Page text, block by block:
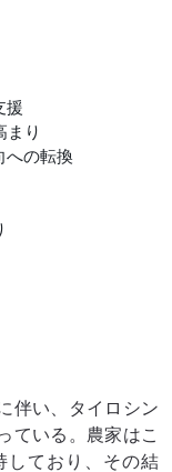
援
まり
への転換
伴い、タイロシン
ている。農家はこ
しており、その結